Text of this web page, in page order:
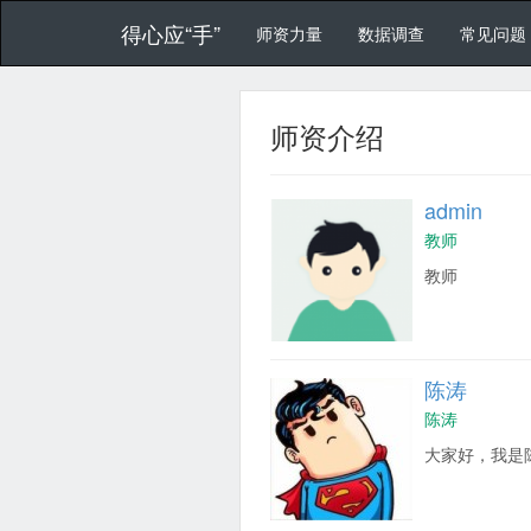
得心应“手” 师资力量 数据调查 常见问题
师资介绍
admin
教师
教师
陈涛
陈涛
大家好，我是